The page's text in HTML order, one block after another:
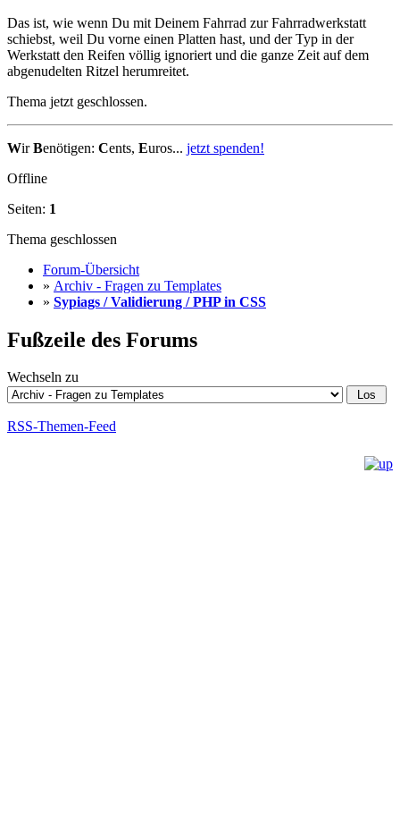
Das ist, wie wenn Du mit Deinem Fahrrad zur Fahrradwerkstatt
schiebst, weil Du vorne einen Platten hast, und der Typ in der
Werkstatt den Reifen völlig ignoriert und die ganze Zeit auf dem
abgenudelten Ritzel herumreitet.
Thema jetzt geschlossen.
WirBenötigen: Cents, Euros... jetzt spenden!
Offline
Seiten: 1
Thema geschlossen
Forum-Übersicht
» Archiv - Fragen zu Templates
» Sypiags / Validierung / PHP in CSS
Fußzeile des Forums
Wechseln zu
RSS-Themen-Feed